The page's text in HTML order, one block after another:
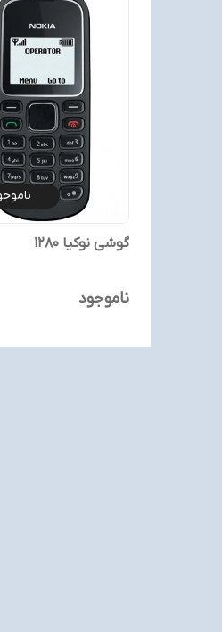
گوشی نوکیا 1280
ناموجود